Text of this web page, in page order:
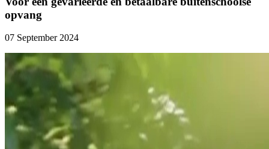
opvang
07 September 2024